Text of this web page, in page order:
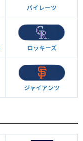
パイレーツ
ロッキーズ
ジャイアンツ